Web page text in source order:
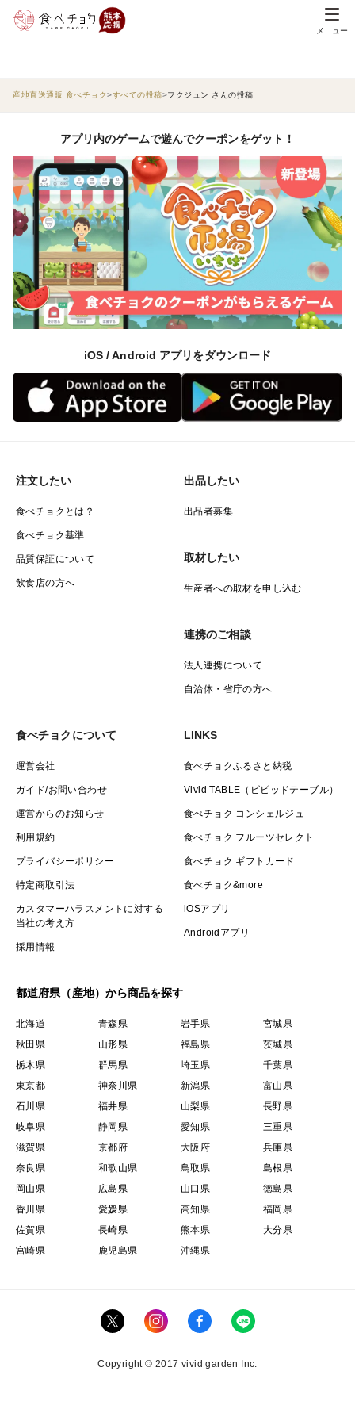
メニュー
産地直送通販 食べチョク すべての投稿 フクジュン さんの投稿
アプリ内のゲームで遊んでクーポンをゲット！
iOS / Android アプリをダウンロード
注文したい
食べチョクとは？
食べチョク基準
品質保証について
飲食店の方へ
出品したい
出品者募集
取材したい
生産者への取材を申し込む
連携のご相談
法人連携について
自治体・省庁の方へ
食べチョクについて
運営会社
ガイド/お問い合わせ
運営からのお知らせ
利用規約
プライバシーポリシー
特定商取引法
カスタマーハラスメントに対する
当社の考え方
採用情報
LINKS
食べチョクふるさと納税
Vivid TABLE（ビビッドテーブル）
食べチョク コンシェルジュ
食べチョク フルーツセレクト
食べチョク ギフトカード
食べチョク&more
iOSアプリ
Androidアプリ
都道府県（産地）から商品を探す
北海道 青森県 岩手県
宮城県
秋田県
山形県 福島県
茨城県
栃木県
群馬県 埼玉県
千葉県
東京都
神奈川県 新潟県
富山県
石川県
福井県 山梨県
長野県
岐阜県
静岡県 愛知県
三重県
滋賀県
京都府 大阪府
兵庫県
奈良県
和歌山県 鳥取県
島根県
岡山県
広島県 山口県
徳島県
香川県
愛媛県 高知県
福岡県
佐賀県
長崎県 熊本県
大分県
宮崎県
鹿児島県 沖縄県
Copyright © 2017 vivid garden Inc.